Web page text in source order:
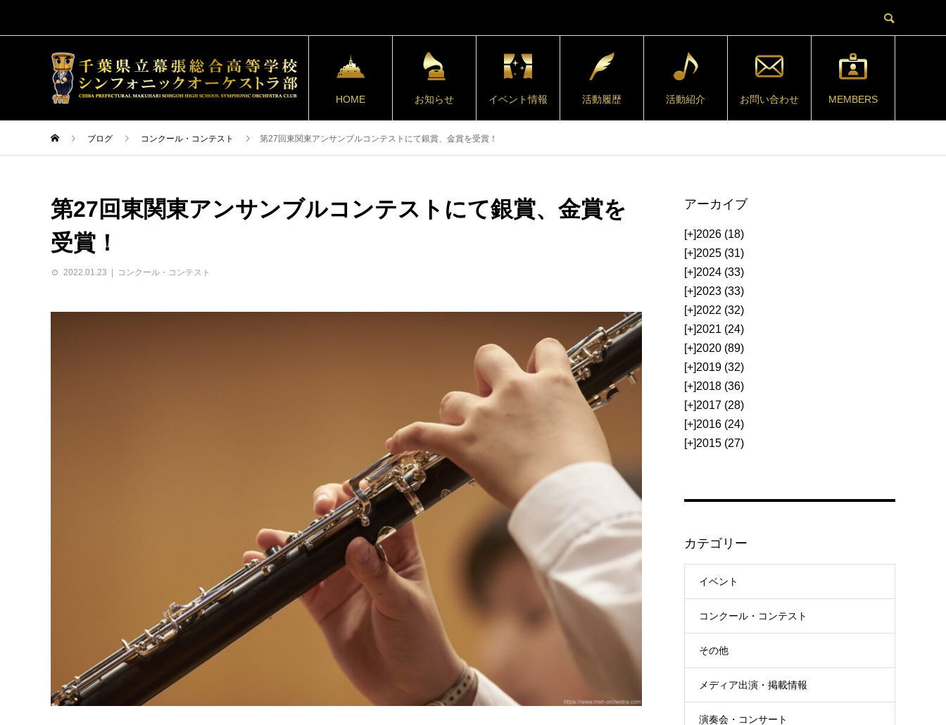
HOME お知らせ イベント情報 活動履歴 活動紹介 お問い合わせ MEMBERS
ブログ コンクール・コンテスト 第27回東関東アンサンブルコンテストにて銀賞、金賞を受賞！
第27回東関東アンサンブルコンテストにて銀賞、金賞を
受賞！
2022.01.23 コンクール・コンテスト
アーカイブ
[+]2026 (18)
[+]2025 (31)
[+]2024 (33)
[+]2023 (33)
[+]2022 (32)
[+]2021 (24)
[+]2020 (89)
[+]2019 (32)
[+]2018 (36)
[+]2017 (28)
[+]2016 (24)
[+]2015 (27)
カテゴリー
イベント
コンクール・コンテスト
その他
メディア出演・掲載情報
演奏会・コンサート